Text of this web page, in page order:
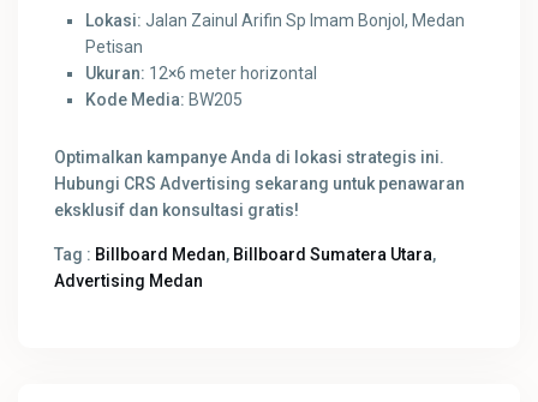
Lokasi: Jalan Zainul Arifin Sp Imam Bonjol, Medan
Petisan
Ukuran: 12×6 meter horizontal
Kode Media: BW205
Optimalkan kampanye Anda di lokasi strategis ini.
Hubungi CRS Advertising sekarang untuk penawaran
eksklusif dan konsultasi gratis!
Tag : Billboard Medan, Billboard Sumatera Utara,
Advertising Medan